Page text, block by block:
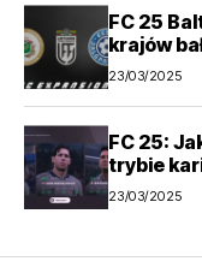
FC 25
krajów
23/03/2025
FC 25:
trybie
23/03/2025